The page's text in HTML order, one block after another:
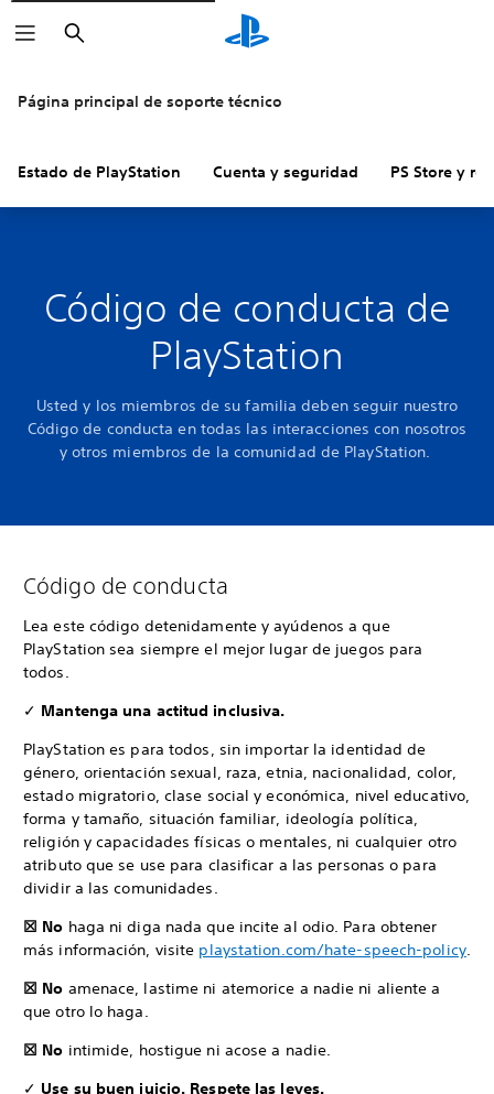
Buscar
Página principal de soporte técnico
Estado de PlayStation Cuenta y seguridad PS Store y
Código de conducta de
PlayStation
Usted y los miembros de su familia deben seguir nuestro
Código de conducta en todas las interacciones con nosotros
y otros miembros de la comunidad de PlayStation.
Código de conducta
Lea este código detenidamente y ayúdenos a que
PlayStation sea siempre el mejor lugar de juegos para
todos.
✓ Mantenga una actitud inclusiva.
PlayStation es para todos, sin importar la identidad de
género, orientación sexual, raza, etnia, nacionalidad, color,
estado migratorio, clase social y económica, nivel educativo,
forma y tamaño, situación familiar, ideología política,
religión y capacidades físicas o mentales, ni cualquier otro
atributo que se use para clasificar a las personas o para
dividir a las comunidades.
☒ No haga ni diga nada que incite al odio. Para obtener
más información, visite playstation.com/hate-speech-policy.
☒ No amenace, lastime ni atemorice a nadie ni aliente a
que otro lo haga.
☒ No intimide, hostigue ni acose a nadie.
✓ Use su buen juicio. Respete las leyes.